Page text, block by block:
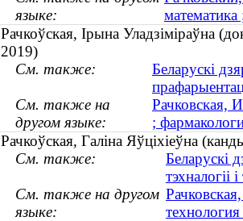
языке:
Рачкоўская, Ірына Уладзіміраўна
2019)
См. также:
Беларускі
См. также на
другом языке:
Рачковская,
;
Рачкоўская, Галiна Яўцiхiеўна
См. также:
Беларускі
тэхналогіі і
См. также на другом
языке: